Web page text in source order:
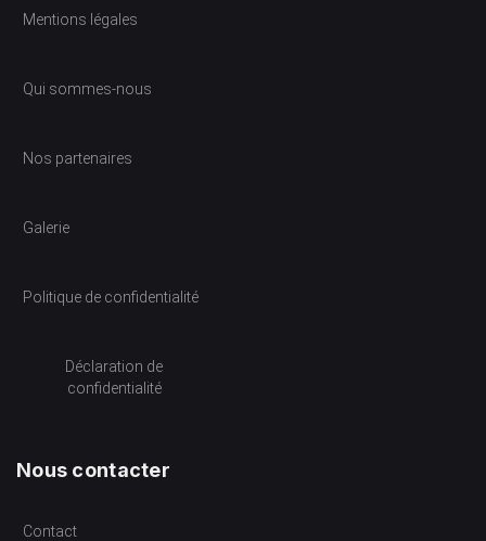
Mentions légales
Qui sommes-nous
Nos partenaires
Galerie
Politique de confidentialité
Déclaration de
confidentialité
Nous contacter
Contact